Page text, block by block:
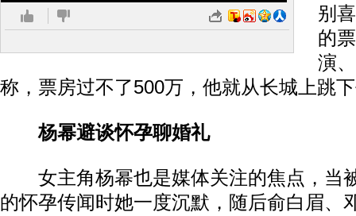
别
的
演
称，票房过不了500万，他就从长城上跳
杨幂避谈怀孕聊婚礼
女主角杨幂也是媒体关注的焦点，当
的怀孕传闻时她一度沉默，随后俞白眉、